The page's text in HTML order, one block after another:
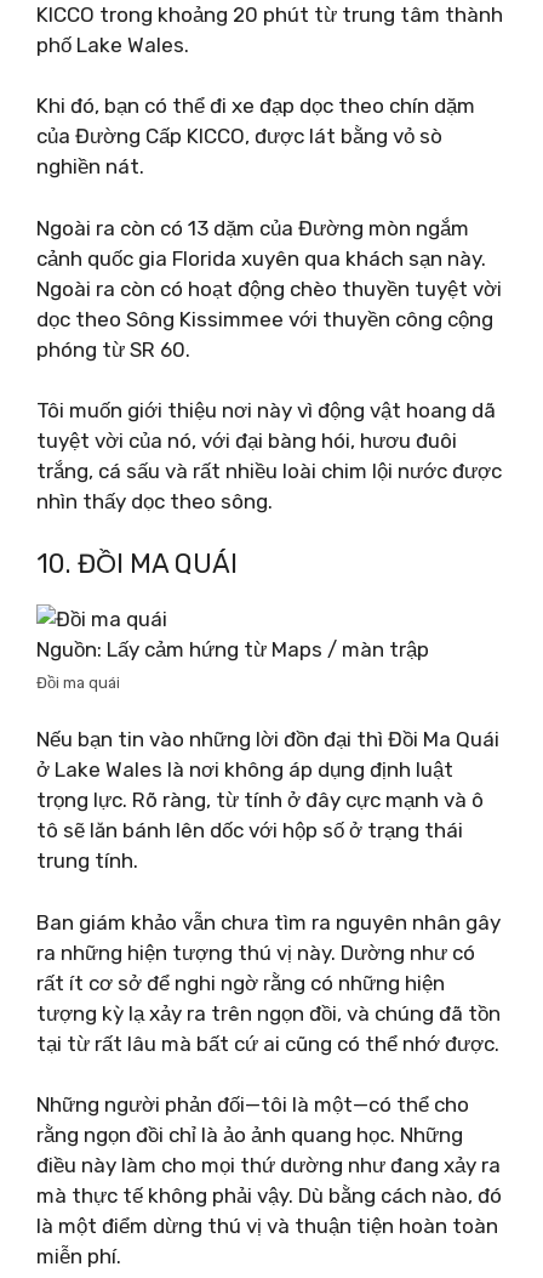
KICCO trong khoảng 20 phút từ trung tâm thành
phố Lake Wales.
Khi đó, bạn có thể đi xe đạp dọc theo chín dặm
của Đường Cấp KICCO, được lát bằng vỏ sò
nghiền nát.
Ngoài ra còn có 13 dặm của Đường mòn ngắm
cảnh quốc gia Florida xuyên qua khách sạn này.
Ngoài ra còn có hoạt động chèo thuyền tuyệt vời
dọc theo Sông Kissimmee với thuyền công cộng
phóng từ SR 60.
Tôi muốn giới thiệu nơi này vì động vật hoang dã
tuyệt vời của nó, với đại bàng hói, hươu đuôi
trắng, cá sấu và rất nhiều loài chim lội nước được
nhìn thấy dọc theo sông.
10. ĐỒI MA QUÁI
Nguồn: Lấy cảm hứng từ Maps / màn trập
Đồi ma quái
Nếu bạn tin vào những lời đồn đại thì Đồi Ma Quái
ở Lake Wales là nơi không áp dụng định luật
trọng lực. Rõ ràng, từ tính ở đây cực mạnh và ô
tô sẽ lăn bánh lên dốc với hộp số ở trạng thái
trung tính.
Ban giám khảo vẫn chưa tìm ra nguyên nhân gây
ra những hiện tượng thú vị này. Dường như có
rất ít cơ sở để nghi ngờ rằng có những hiện
tượng kỳ lạ xảy ra trên ngọn đồi, và chúng đã tồn
tại từ rất lâu mà bất cứ ai cũng có thể nhớ được.
Những người phản đối—tôi là một—có thể cho
rằng ngọn đồi chỉ là ảo ảnh quang học. Những
điều này làm cho mọi thứ dường như đang xảy ra
mà thực tế không phải vậy. Dù bằng cách nào, đó
là một điểm dừng thú vị và thuận tiện hoàn toàn
miễn phí.